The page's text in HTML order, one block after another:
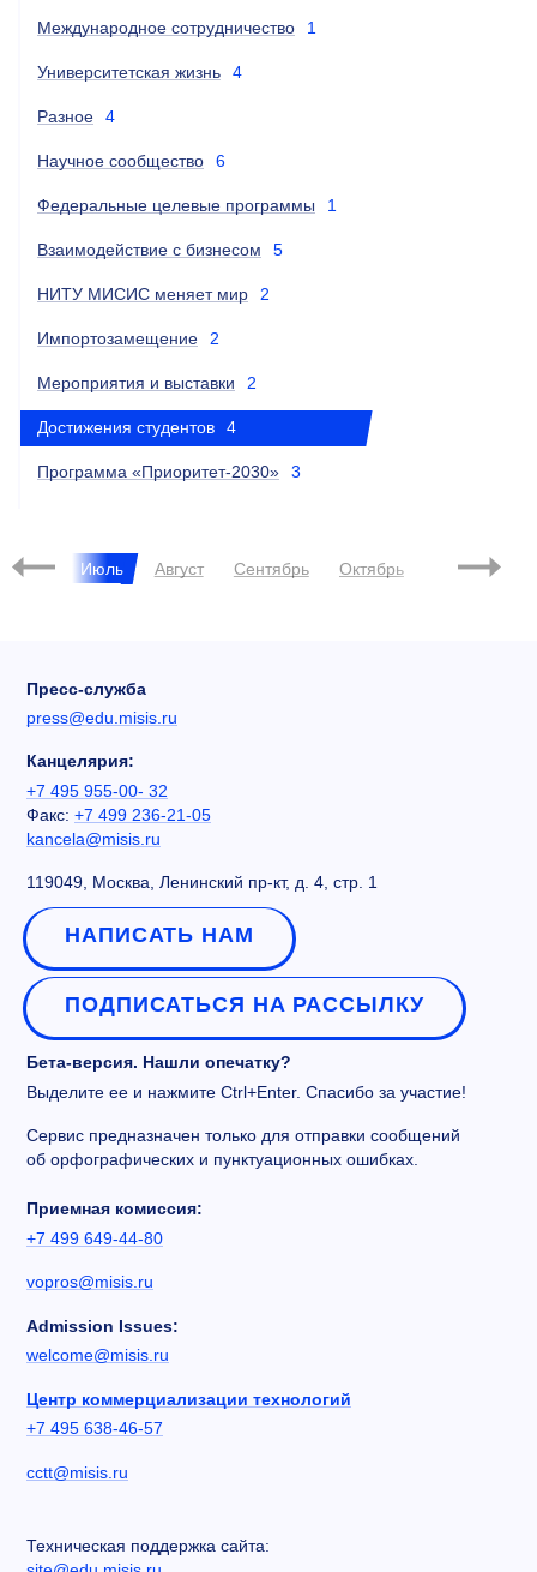
Международное сотрудничество 1
Университетская жизнь 4
Разное 4
Научное сообщество 6
Федеральные целевые программы 1
Взаимодействие с бизнесом 5
НИТУ МИСИС меняет мир 2
Импортозамещение 2
Мероприятия и выставки 2
Достижения студентов 4
Программа «Приоритет-2030» 3
Июнь Июль Август Сентябрь Октябрь Ноябрь
Пресс-служба
press@edu.misis.ru
Канцелярия:
+7 495 955-00- 32
Факс: +7 499 236-21-05
kancela@misis.ru
119049, Москва, Ленинский пр-кт, д. 4, стр. 1
НАПИСАТЬ НАМ
ПОДПИСАТЬСЯ НА РАССЫЛКУ
Бета-версия. Нашли опечатку?
Выделите ее и нажмите Ctrl+Enter. Спасибо за участие!
Сервис предназначен только для отправки сообщений
об орфографических и пунктуационных ошибках.
Приемная комиссия:
+7 499 649-44-80
vopros@misis.ru
Admission Issues:
welcome@misis.ru
Центр коммерциализации технологий
+7 495 638-46-57
cctt@misis.ru
Техническая поддержка сайта: